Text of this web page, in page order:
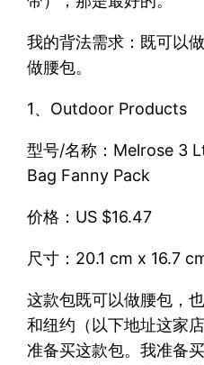
我的背法需求：既可以
做腰包。
1、Outdoor Products
型号/名称：Melrose 3
Bag Fanny Pack
价格：US $16.47
尺寸：20.1 cm x 16.7
这款包既可以做腰包，
和纽约（以下地址这家
准备买这款包。我准备